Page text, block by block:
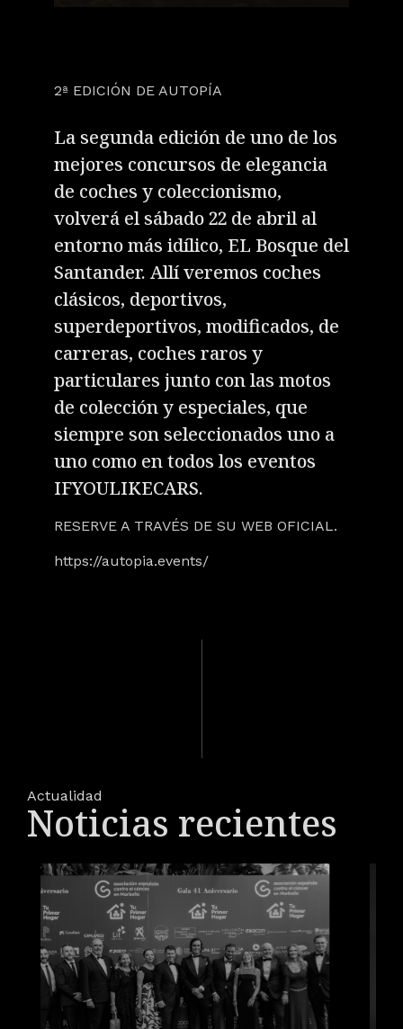
2ª EDICIÓN DE AUTOPÍA
La segunda edición de uno de los
mejores concursos de elegancia
de coches y coleccionismo,
volverá el sábado 22 de abril al
entorno más idílico, EL Bosque del
Santander. Allí veremos coches
clásicos, deportivos,
superdeportivos, modificados, de
carreras, coches raros y
particulares junto con las motos
de colección y especiales, que
siempre son seleccionados uno a
uno como en todos los eventos
IFYOULIKECARS.
RESERVE A TRAVÉS DE SU WEB OFICIAL.
https://autopia.events/
Actualidad
Noticias recientes